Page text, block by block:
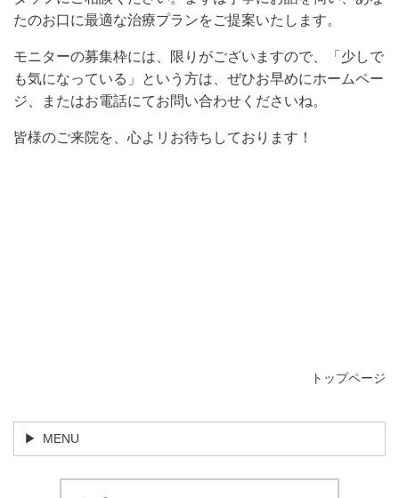
たのお口に最適な治療プランをご提案いたします。
モニターの募集枠には、限りがございますので、「少しで
も気になっている」という方は、ぜひお早めにホームペー
ジ、またはお電話にてお問い合わせくださいね。
皆様のご来院を、心よリお待ちしております！
トップページ
MENU